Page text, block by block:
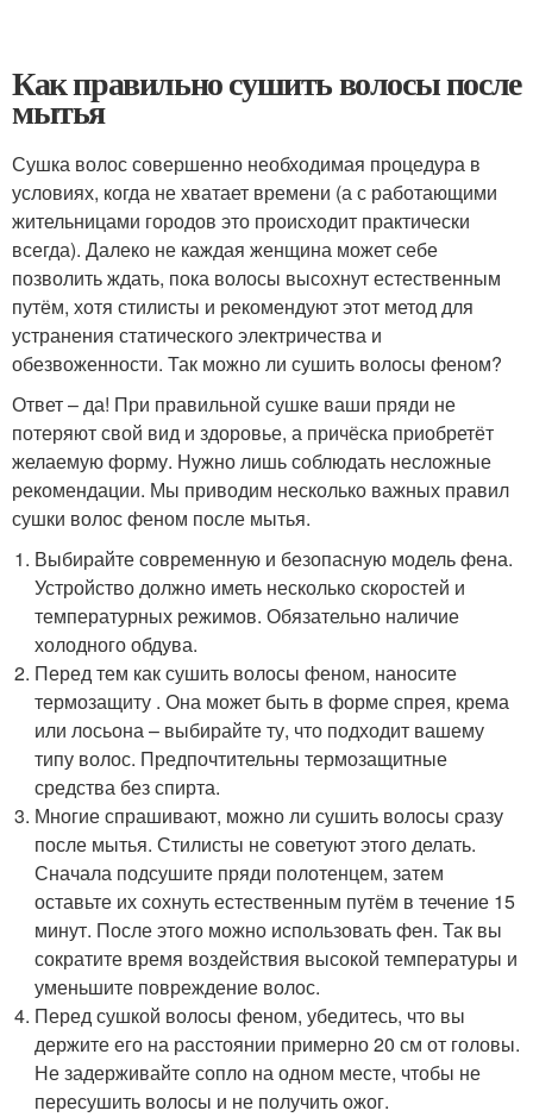
Как правильно сушить волосы после
мытья
Сушка волос совершенно необходимая процедура в
условиях, когда не хватает времени (а с работающими
жительницами городов это происходит практически
всегда). Далеко не каждая женщина может себе
позволить ждать, пока волосы высохнут естественным
путём, хотя стилисты и рекомендуют этот метод для
устранения статического электричества и
обезвоженности. Так можно ли сушить волосы феном?
Ответ – да! При правильной сушке ваши пряди не
потеряют свой вид и здоровье, а причёска приобретёт
желаемую форму. Нужно лишь соблюдать несложные
рекомендации. Мы приводим несколько важных правил
сушки волос феном после мытья.
Выбирайте современную и безопасную модель фена.
Устройство должно иметь несколько скоростей и
температурных режимов. Обязательно наличие
холодного обдува.
Перед тем как сушить волосы феном, наносите
термозащиту . Она может быть в форме спрея, крема
или лосьона – выбирайте ту, что подходит вашему
типу волос. Предпочтительны термозащитные
средства без спирта.
Многие спрашивают, можно ли сушить волосы сразу
после мытья. Стилисты не советуют этого делать.
Сначала подсушите пряди полотенцем, затем
оставьте их сохнуть естественным путём в течение 15
минут. После этого можно использовать фен. Так вы
сократите время воздействия высокой температуры и
уменьшите повреждение волос.
Перед сушкой волосы феном, убедитесь, что вы
держите его на расстоянии примерно 20 см от головы.
Не задерживайте сопло на одном месте, чтобы не
пересушить волосы и не получить ожог.